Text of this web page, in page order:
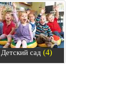
Детский сад (4)